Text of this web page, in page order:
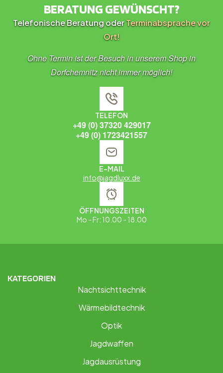
BERATUNG GEWÜNSCHT?
Telefonische Beratung oderTerminabsprache vor
Ort!
Ohne Termin ist der Besuch in unserem Shop in
Dorfchemnitz nicht immer möglich!
TELEFON
+49 (0) 37320 429017
+49 (0) 1723421557
E-MAIL
info@jagdluxx.de
ÖFFNUNGSZEITEN
Mo - Fr: 10.00 - 18.00
KATEGORIEN
Nachtsichttechnik
Wärmebildtechnik
Optik
Jagdwaffen
Jagdausrüstung